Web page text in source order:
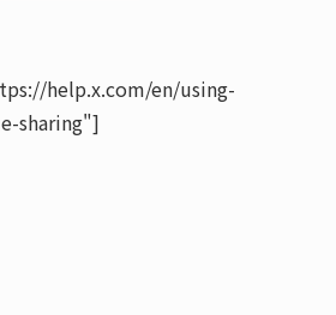
help.x.com/en/using-
sharing"]